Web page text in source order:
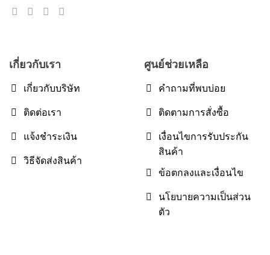
เกี่ยวกับเรา
เกี่ยวกับบริษัท
ติดต่อเรา
แจ้งชำระเงิน
วิธีจัดส่งสินค้า
ศูนย์ช่วยเหลือ
คำถามที่พบบ่อย
ติดตามการสั่งซื้อ
เงื่อนไขการรับประกัน
สินค้า
ข้อตกลงและเงื่อนไข
นโยบายความเป็นส่วน
ตัว